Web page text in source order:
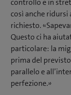
controllo e in
così anche
richiesto.
Questo ci ha
particolare: la
prima del
parallelo e
perfezione.»